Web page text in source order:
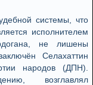
системы, что
исполнителем
не лишены
Селахаттин
народов (ДПН).
возглавлял